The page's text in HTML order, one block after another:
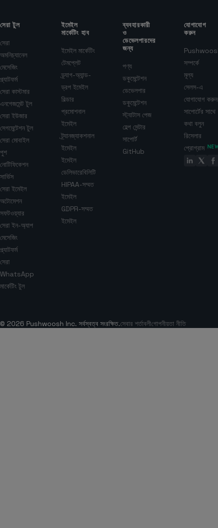
সেরা টুল
সেরা
অমনিচ্যানেল
মেসেজিং
প্ল্যাটফর্ম
সেরা কাস্টমার
এনগেজমেন্ট টুল
সেরা ইউজার
সেগমেন্টেশন টুল
সেরা মোবাইল
পুশ
নোটিফিকেশন
সার্ভিস
সেরা ইমেইল
অটোমেশন
সফটওয়্যার
সেরা ইন-অ্যাপ
মেসেজিং
প্ল্যাটফর্ম
সেরা
WhatsApp
মার্কেটিং টুল
ইমেইল
মার্কেটিং হাব
ইমেইল মার্কেটিং
টেমপ্লেট
ড্র্যাগ-অ্যান্ড-
ড্রপ ইমেইল
বিল্ডার
প্রমোশনাল
ইমেইল
ট্র্যানজ্যাকশনাল
ইমেইল
ইমেইল
ডেলিভারেবিলিটি
HIPAA-সম্মত
ইমেইল
GDPR-সম্মত
ইমেইল
ব্যবহারকারী
ও
ডেভেলপারদের
জন্য
পণ্য
ডকুমেন্টেশন
ডেভেলপার
ডকুমেন্টেশন
স্ট্যাটাস পেজ
হেল্প সেন্টার
সাপোর্ট
GitHub
যোগাযোগ
করুন
সম্পর্কে
মূল্য
সেলস-এ
যোগাযোগ করুন
সাপোর্টের সাথে
কথা বলুন
রিসেলার
প্রোগ্রাম
© 2026 Pushwoosh Inc. সর্বস্বত্ব সংরক্ষিত.সেবার শর্তাবলীগোপনীয়তা নীতি